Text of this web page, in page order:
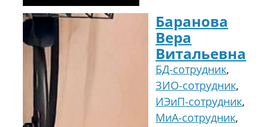
Баранова
Вера
Витальевна
БД-сотрудник,
ЗИО-сотрудник,
ИЭиП-сотрудник,
МиА-сотрудник,